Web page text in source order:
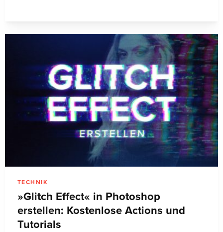
TECHNIK
»Glitch Effect« in Photoshop
erstellen: Kostenlose Actions und
Tutorials